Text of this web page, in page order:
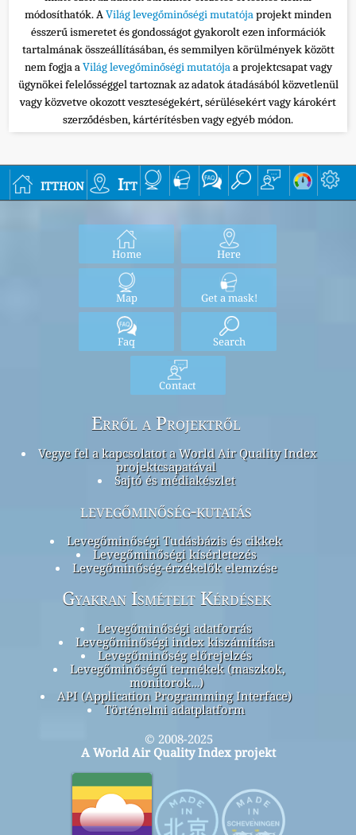
módosíthatók. AVilág levegőminőségi mutatójaprojekt minden
ésszerű ismeretet és gondosságot gyakorolt ezen információk
tartalmának összeállításában, és semmilyen körülmények között
nem fogja aVilág levegőminőségi mutatójaa projektcsapat vagy
ügynökei felelősséggel tartoznak az adatok átadásából közvetlenül
vagy közvetve okozott veszteségekért, sérülésekért vagy károkért
szerződésben, kártérítésben vagy egyéb módon.
itthon Itt
Home Here
Map Get a mask!
Faq Search
Contact
Erről a Projektről
Vegye fel a kapcsolatot a World Air Quality Index
projektcsapatával
Sajtó és médiakészlet
levegőminőség-kutatás
Levegőminőségi Tudásbázis és cikkek
Levegőminőségi kísérletezés
Levegőminőség-érzékelők elemzése
Gyakran Ismételt Kérdések
Levegőminőségi adatforrás
Levegőminőségi index kiszámítása
Levegőminőség előrejelzés
Levegőminőségű termékek (maszkok,
monitorok…)
API (Application Programming Interface)
Történelmi adatplatform
© 2008-2025
A World Air Quality Index projekt